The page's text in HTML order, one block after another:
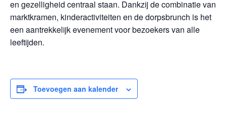
en gezelligheid centraal staan. Dankzij de combinatie van
marktkramen, kinderactiviteiten en de dorpsbrunch is het
een aantrekkelijk evenement voor bezoekers van alle
leeftijden.
Toevoegen aan kalender